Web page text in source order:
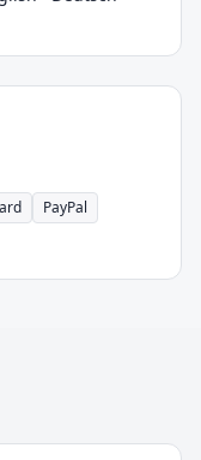
PayPal